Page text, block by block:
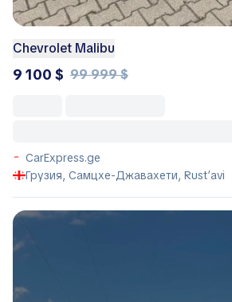
Chevrolet Malibu
9 100 $ 99 999 $
CarExpress.ge
Грузия, Самцхе-Джавахети, Rust’avi